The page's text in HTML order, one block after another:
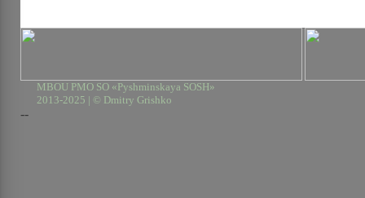
MBOU PMO SO «Pyshminskaya SOSH»
2013-2025 | © Dmitry Grishko
--